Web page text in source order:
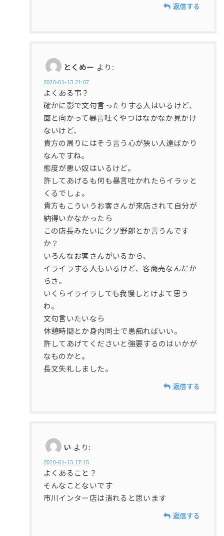
返信する
とくめー より:
2020-01-13 21:07
よくある事？
確かに影で文句言ったりする人はいるけど、
面と向かって暴言吐くやつはなかなか見かけ
ないけど、
貴方の周りにはそう言う心が狭い人達ばかり
なんですね。
態度が悪い奴はいるけど。
許してあげるも何も暴言吐かれたらイラッと
くるでしょ。
貴方もこういうお客さんが来店されて自分が
納得いかなかったら
この店長みたいにクソ野郎とか言うんです
か？
いろんなお客さんがいるから、
イライラする人もいるけど、客商売なんだか
らさ。
いくらイライラしても我慢しとけよて思う
わ。
文句言いたいなら
休憩時間とか身内同士で愚痴ればいい。
許してあげてくださいと強要するのはいかが
なものかと。
長文失礼しました。
返信する
い より:
2020-01-13 17:15
よくあること？
そんなことないです
市川インター店は潰れると思います
返信する